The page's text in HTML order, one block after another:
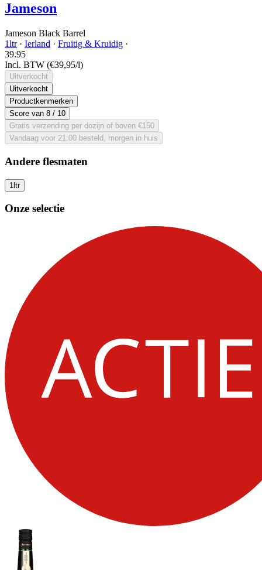
Jameson
Jameson Black Barrel
1ltr· Ierland · Fruitig & Kruidig ·
39.95
Incl. BTW (€39,95/l)
Uitverkocht
Uitverkocht
Productkenmerken
Score van 8 / 10
Gratis verzending per dozijn of boven €150
Vandaag voor 21:00 besteld, morgen in huis
Andere flesmaten
1ltr
Onze selectie